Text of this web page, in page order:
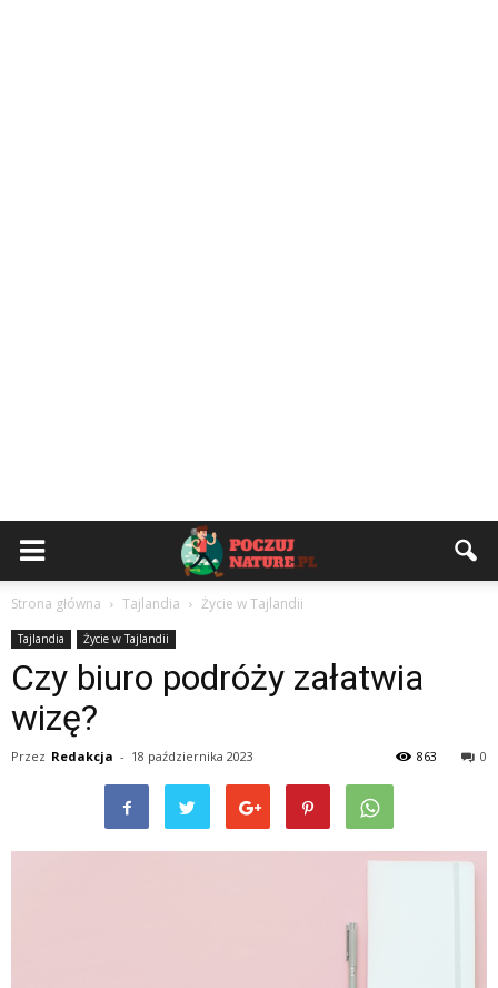
Strona główna Tajlandia Życie w Tajlandii
Tajlandia Życie w Tajlandii
Czy biuro podróży załatwia
wizę?
Przez Redakcja - 18 października 2023 0
863